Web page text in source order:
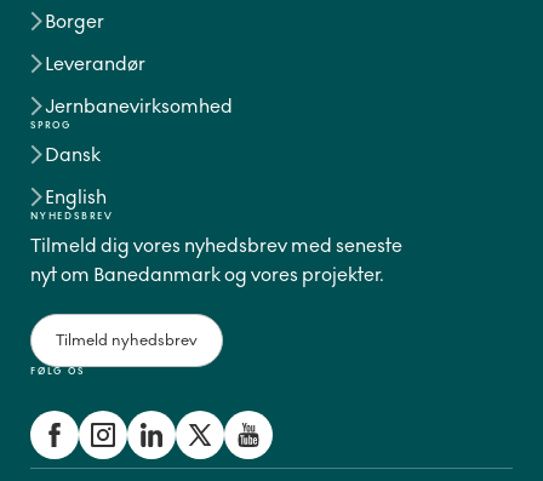
Borger
Leverandør
Jernbanevirksomhed
SPROG
Dansk
English
FØLG OS
NYHEDSBREV
Tilmeld dig vores nyhedsbrev med seneste
nyt om Banedanmark og vores projekter.
Tilmeld nyhedsbrev